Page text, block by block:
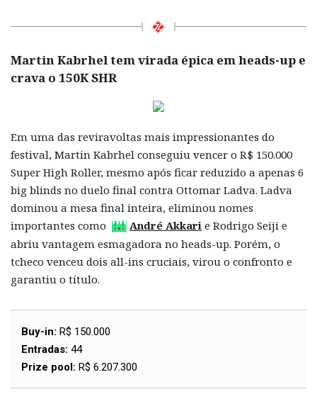
Martin Kabrhel tem virada épica em heads-up e
crava o 150K SHR
Em uma das reviravoltas mais impressionantes do
festival, Martin Kabrhel conseguiu vencer o R$ 150.000
Super High Roller, mesmo após ficar reduzido a apenas 6
big blinds no duelo final contra Ottomar Ladva. Ladva
dominou a mesa final inteira, eliminou nomes
importantes como
André Akkari e Rodrigo Seiji e
abriu vantagem esmagadora no heads-up. Porém, o
tcheco venceu dois all-ins cruciais, virou o confronto e
garantiu o título.
Buy-in: R$ 150.000
Entradas: 44
Prize pool: R$ 6.207.300